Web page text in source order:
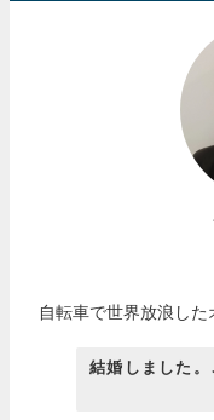
自転車で世界放浪した
結婚しました